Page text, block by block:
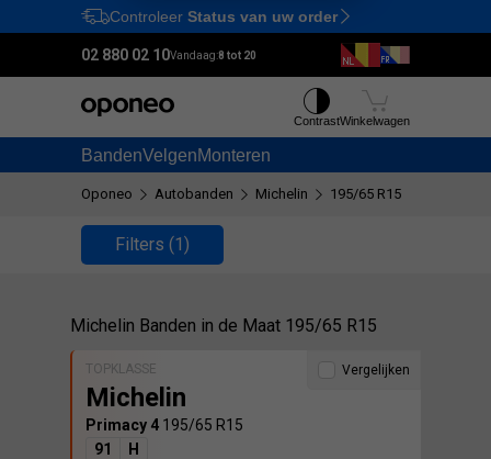
Ctrl M
Controleer Status van uw order
02 880 02 10Vandaag:8 tot 20
BandenVelgenMonteren
ContrastWinkelwagen
Oponeo Autobanden Michelin 195/65 R15
Filters (1)
Michelin Banden in de Maat 195/65 R15
TOPKLASSE
Michelin
Primacy 4 195/65 R15
91
H
Vergelijken